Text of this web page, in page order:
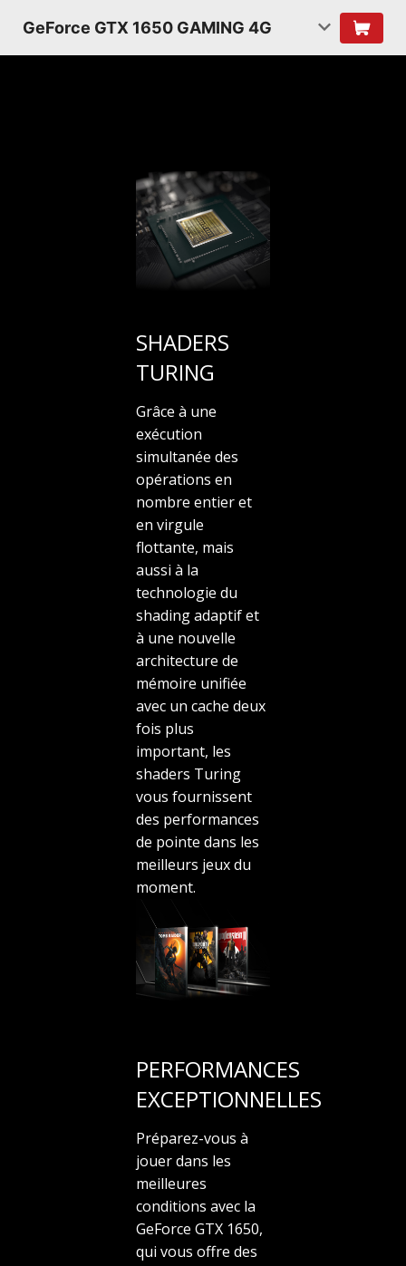
GeForce GTX 1650 GAMING 4G
SHADERS
TURING
Grâce à une
exécution
simultanée des
opérations en
nombre entier et
en virgule
flottante, mais
aussi à la
technologie du
shading adaptif et
à une nouvelle
architecture de
mémoire unifiée
avec un cache deux
fois plus
important, les
shaders Turing
vous fournissent
des performances
de pointe dans les
meilleurs jeux du
moment.
PERFORMANCES
EXCEPTIONNELLES
Préparez-vous à
jouer dans les
meilleures
conditions avec la
GeForce GTX 1650,
qui vous offre des